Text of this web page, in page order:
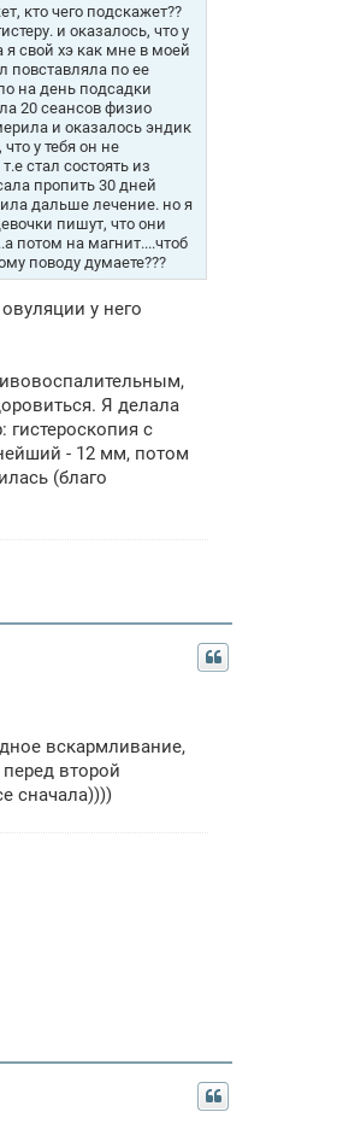
кто чего подскажет??
и оказалось, что у
свой хэ как мне в моей
повставляла по ее
на день подсадки
20 сеансов физио
и оказалось эндик
у тебя он не
стал состоять из
пропить 30 дней
дальше лечение. но я
пишут, что они
потом на магнит....чтоб
поводу думаете???
у него
Я делала
с
- 12 мм, потом
(благо
вскармливание,
второй
сначала))))